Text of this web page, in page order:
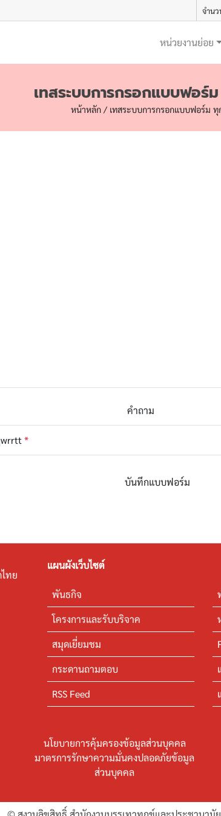
จำนว
หน่วยงานย่อย
เทสระบบการกรอกแบบฟอร์
หน้าหลัก / เทสระบบการกรอกแบบฟอร์ม ทุ
คำถาม
*
บันทึกแบบฟอร์ม
ทย
แผนผังเว็บไซต์
พันธกิจ
โครงการและรับบริจาค
สมุดเยี่ยมชม
กระดานถามตอบ
RSS Feed
นโยบายการคุ้มครองข้อมูลส่วนบุคคล
มาตรการรักษาความมั่นคงปลอดภัยข้อมูล
ส่วนบุคคล